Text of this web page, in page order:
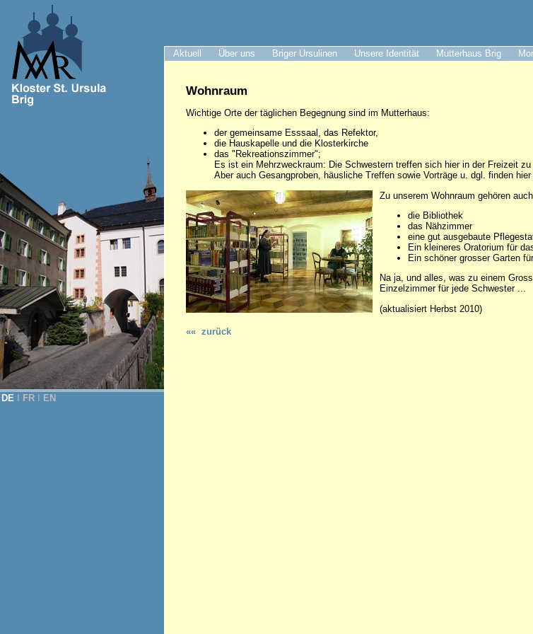
Aktuell Über uns Briger Ursulinen Unsere Identität Mutterhaus Brig
DE FR EN
Wohnraum
Wichtige Orte der täglichen Begegnung sind im Mutterhaus:
der gemeinsame Esssaal, das Refektor,
die Hauskapelle und die Klosterkirche
das "Rekreationszimmer";
Es ist ein Mehrzweckraum: Die Schwestern treffen sich hier in der Freizeit
Aber auch Gesangproben, häusliche Treffen sowie Vorträge u. dgl. finden
Zu unserem Wohnraum gehören
die Bibliothek
das Nähzimmer
eine gut ausgebaute
Ein kleineres Oratorium für
Ein schöner grosser Garten
Na ja, und alles, was zu einem
Einzelzimmer für jede Schwester ...
(aktualisiert Herbst 2010)
«« zurück